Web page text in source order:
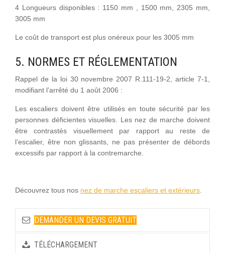
4 Longueurs disponibles : 1150 mm , 1500 mm, 2305 mm,
3005 mm
Le coût de transport est plus onéreux pour les 3005 mm
5. NORMES ET RÉGLEMENTATION
Rappel de la loi 30 novembre 2007 R.111-19-2, article 7-1,
modifiant l’arrêté du 1 août 2006 :
Les escaliers doivent être utilisés en toute sécurité par les
personnes déficientes visuelles. Les nez de marche doivent
être contrastés visuellement par rapport au reste de
l’escalier, être non glissants, ne pas présenter de débords
excessifs par rapport à la contremarche.
Découvrez tous nos nez de marche escaliers et extérieurs
DEMANDER UN DEVIS GRATUIT
TÉLÉCHARGEMENT